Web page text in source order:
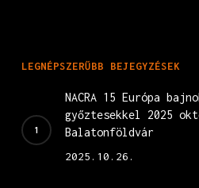
LEGNÉPSZERŰBB BEJEGYZÉSEK
NACRA 15 Európa
győztesekkel 2025
Balatonföldvár
2025.10.26.